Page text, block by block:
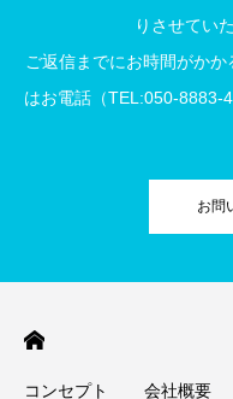
りさせてい
ご返信までにお時間がか
はお電話（TEL:050-8883-
お問
コンセプト 会社概要